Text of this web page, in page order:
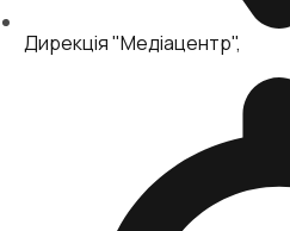
Дирекція "Медіацентр"